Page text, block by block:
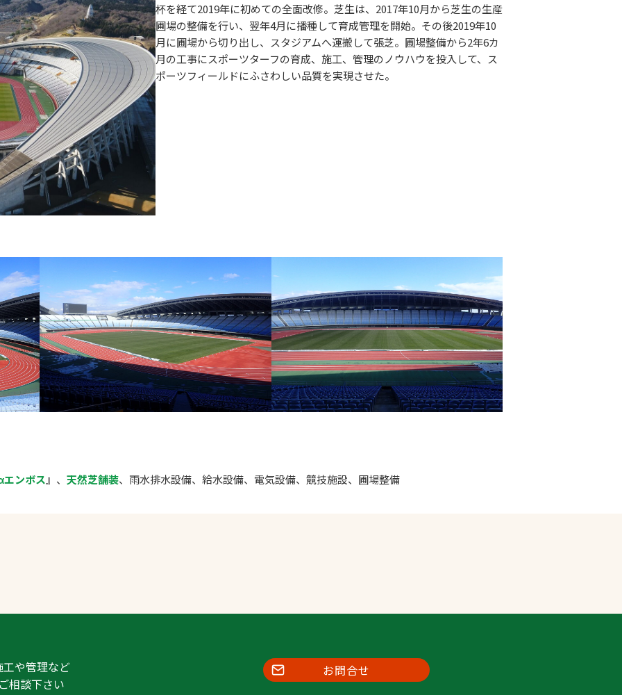
杯を経て2019年に初めての全面改修。芝生は、2017年10月から芝生の生産
圃場の整備を行い、翌年4月に播種して育成管理を開始。その後2019年10
月に圃場から切り出し、スタジアムへ運搬して張芝。圃場整備から2年6カ
月の工事にスポーツターフの育成、施工、管理のノウハウを投入して、ス
ポーツフィールドにふさわしい品質を実現させた。
エンボス』、天然芝舗装、雨水排水設備、給水設備、電気設備、競技施設、圃場整備
や管理など
相談下さい
お問合せ